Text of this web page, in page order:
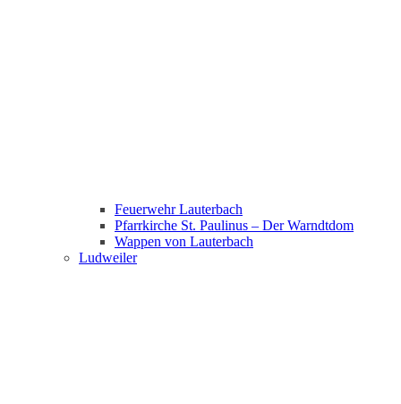
Feuerwehr Lauterbach
Pfarrkirche St. Paulinus – Der Warndtdom
Wappen von Lauterbach
Ludweiler